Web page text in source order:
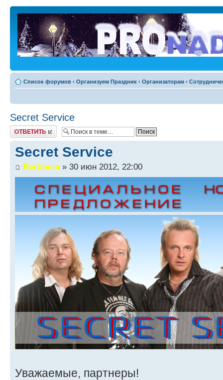
Список форумов ‹ Организуем Праздник ‹ Организаторам ‹
Secret Service
Ответить
Secret Service
Bertinom » 30 июн 2012, 22:00
Уважаемые, партнеры!